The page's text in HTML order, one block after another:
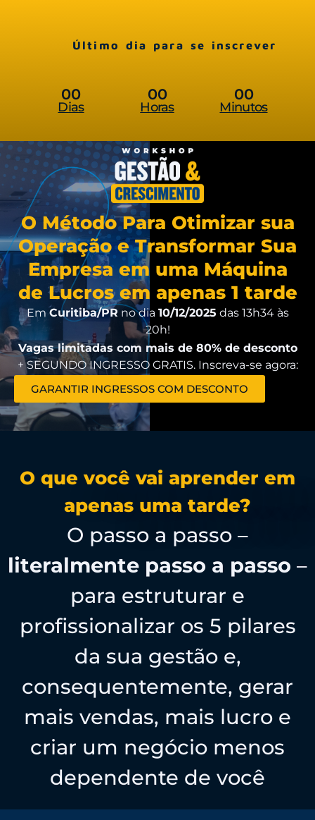
Último dia para se inscrever
00
Dias
00
Horas
00
Minutos
O Método Para Otimizar sua
Operação e Transformar Sua
Empresa em uma Máquina
de Lucros em apenas 1 tarde
Em Curitiba/PR no dia 10/12/2025 das 13h34 às
20h!
Vagas limitadas com mais de 80% de desconto
+ SEGUNDO INGRESSO GRATIS. Inscreva-se agora:
GARANTIR INGRESSOS COM DESCONTO
O que você vai aprender em
apenas uma tarde?
O passo a passo –
literalmente passo a passo –
para estruturar e
profissionalizar os 5 pilares
da sua gestão e,
consequentemente, gerar
mais vendas, mais lucro e
criar um negócio menos
dependente de você